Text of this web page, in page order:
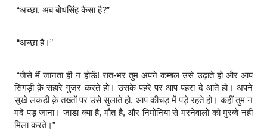
“अच्छा, अब बोधसिंह कैसा है?”
“अच्छा है।”
“जैसे मैं जानता ही न होऊँ! रात-भर तुम अपने कम्बल उसे उढ़ाते हो और आप
सिगड़ी क़े सहारे गुजर करते हो। उसके पहरे पर आप पहरा दे आते हो। अपने
सूखे लकड़ी क़े तख्तों पर उसे सुलाते हो, आप कीचड़ में पड़े रहते हो। कहीं तुम न
मंदे पड़ जाना। जाडा क्या है, मौत है, और निमोनिया से मरनेवालों को मुरब्बे नहीं
मिला करते।”